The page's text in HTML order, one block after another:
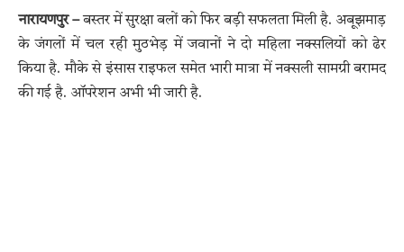
नारायणपुर –बस्तर में सुरक्षा बलों को फिर बड़ी सफलता मिली है. अबूझमाड़
के जंगलों में चल रही मुठभेड़ में जवानों ने दो महिला नक्सलियों को ढेर
किया है. मौके से इंसास राइफल समेत भारी मात्रा में नक्सली सामग्री बरामद
की गई है. ऑपरेशन अभी भी जारी है.